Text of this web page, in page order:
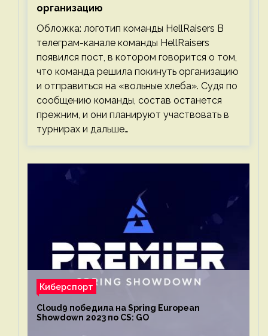
организацию
Обложка: логотип команды HellRaisers В
телеграм-канале команды HellRaisers
появился пост, в котором говорится о том,
что команда решила покинуть организацию
и отправиться на «вольные хлеба». Судя по
сообщению команды, состав останется
прежним, и они планируют участвовать в
турнирах и дальше…
Киберспорт
Cloud9 победила на Spring European
Showdown 2023 по CS: GO